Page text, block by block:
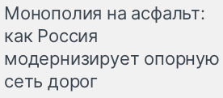
Монополия на асфальт:
как Россия
модернизирует опорную
сеть дорог